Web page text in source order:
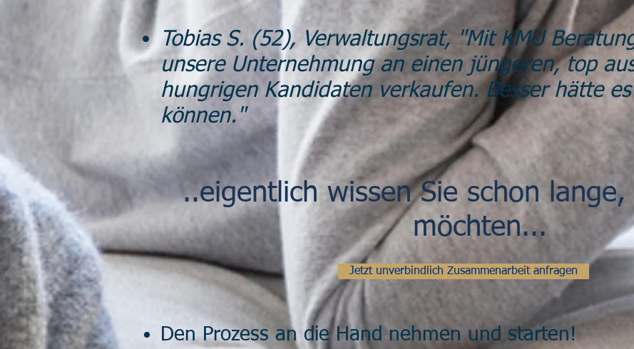
Tobias S. (52), Verwaltungsrat, "Mit KMU
unsere Unternehmung an einen jüngeren, top
hungrigen Kandidaten verkaufen. Besser hätte
können."
..eigentlich wissen Sie schon
möchten...
Jetzt unverbindlich Zusammenarbeit anfragen
Den Prozess an die Hand nehmen und starten!